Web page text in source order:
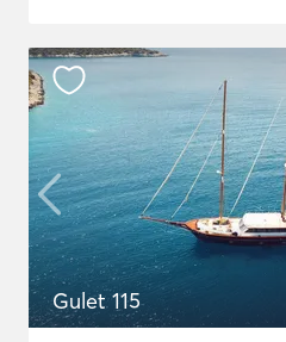
Gulet 115